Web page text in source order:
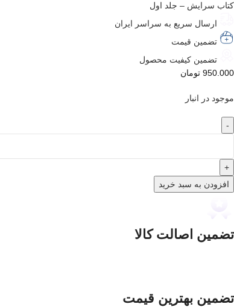
کتاب سرایش – جلد اول
ارسال سریع به سراسر ایران
تضمین قیمت
تضمین کیفیت محصول
950.000 تومان
موجود در انبار
افزودن به سبد خرید
تضمین اصالت کالا
تضمین بهترین قیمت